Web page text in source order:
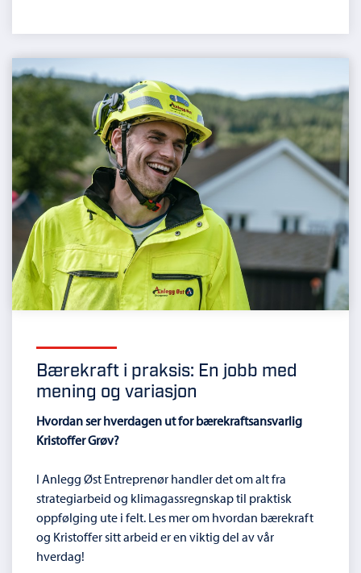
Bærekraft i praksis: En jobb med
mening og variasjon
Hvordan ser hverdagen ut for bærekraftsansvarlig
Kristoffer Grøv?
I Anlegg Øst Entreprenør handler det om alt fra
strategiarbeid og klimagassregnskap til praktisk
oppfølging ute i felt. Les mer om hvordan bærekraft
og Kristoffer sitt arbeid er en viktig del av vår
hverdag!